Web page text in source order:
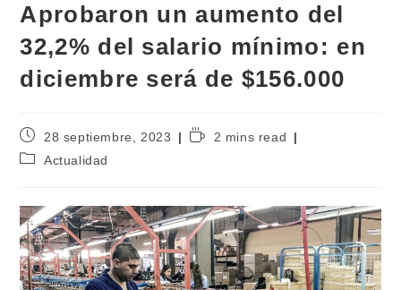
Aprobaron un aumento del
32,2% del salario mínimo: en
diciembre será de $156.000
28 septiembre, 2023
2 mins read
Actualidad